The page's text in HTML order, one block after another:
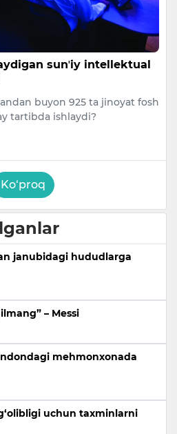
sunʼiy intellektual
buyon 925 ta jinoyat fosh
tartibda ishlaydi?
Ko‘proq
janubidagi hududlarga
– Messi
mehmonxonada
uchun taxminlarni